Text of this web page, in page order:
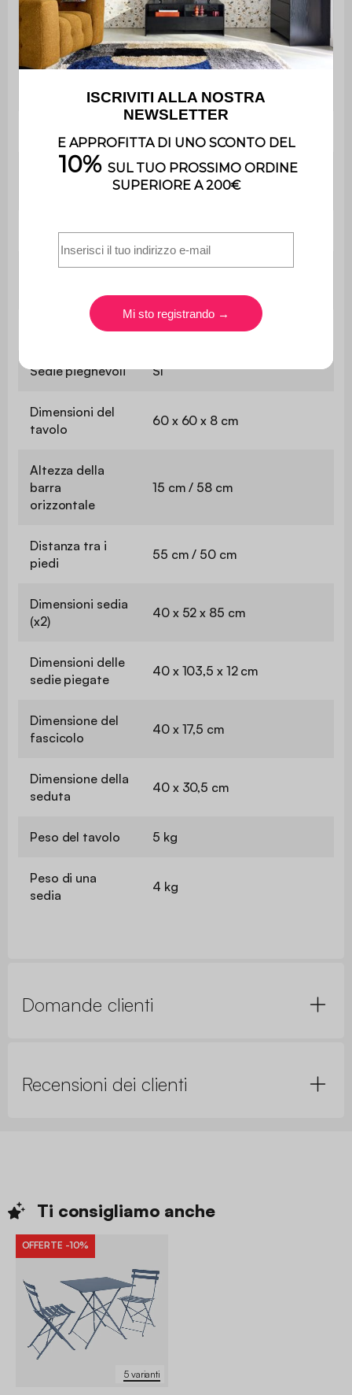
Contiene legno Sì
Peso massimo
supportato
Il montaggio è semplice, le
istruzioni sono fornite.
Utilizzo Esterno
Utilizzo esclusivamente
2 anni
Sedie pieghevoli Sì
Dimensioni del
tavolo
60 x 60 x 8 cm
Altezza della
barra
orizzontale
15 cm / 58 cm
Distanza tra i
piedi
55 cm / 50 cm
Dimensioni sedia
(x2)
40 x 52 x 85 cm
Dimensioni delle
sedie piegate
40 x 103,5 x 12 cm
Dimensione del
fascicolo
40 x 17,5 cm
Dimensione della
seduta
40 x 30,5 cm
Peso del tavolo 5 kg
Peso di una
sedia
4 kg
Domande clienti
Recensioni dei clienti
Ti consigliamo anche
5 varianti
OFFERTE -10%